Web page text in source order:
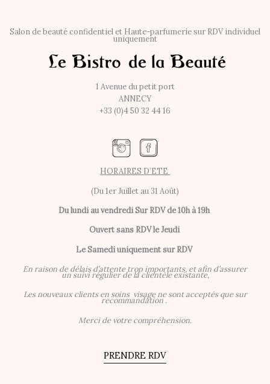
Salon de beauté confidentiel et Haute-parfumerie sur RDV individuel
uniquement
1 Avenue du petit port
ANNECY
+33 (0)4 50 32 44 16
HORAIRES D’ETE
(Du 1er Juillet au 31 Août)
Du lundi au vendrediSur RDV de 10h à 19h
Ouvert sans RDV le Jeudi
Le Samedi uniquement sur RDV
En raison de délais d’attente trop importants, et afin d’assurer
un suivi régulier de la clientèle existante,
Les nouveaux clients en soins visage ne sont acceptés que sur
recommandation .
Merci de votre compréhension.
PRENDRE RDV